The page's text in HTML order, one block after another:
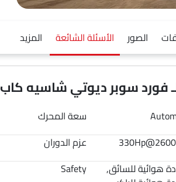
الصور الأسئلة الشائعة المزيد
سوبر ديوتي شاسيه كاب 2026
سعة المحرك
عزم الدوران
هوائية للسائق,
Safety